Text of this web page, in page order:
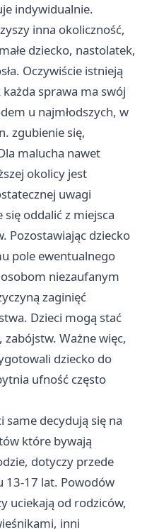
indywidualnie.
inna okoliczność,
dziecko, nastolatek,
Oczywiście istnieją
sprawa ma swój
u najmłodszych, w
zgubienie się,
malucha nawet
okolicy jest
uwagi
oddalić z miejsca
Pozostawiając dziecko
pole ewentualnego
niezaufanym
zaginięć
Dzieci mogą stać
Ważne więc,
dziecko do
ufność często
same decydują się na
które bywają
dotyczy przede
13-17 lat. Powodów
uciekają od rodziców,
inni